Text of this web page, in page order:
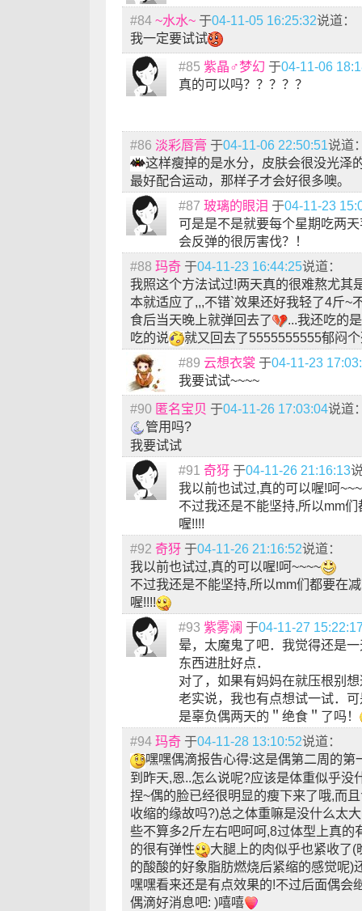
#84 ~水水~ 于04-11-05 16:25:32说道：
我一定要试试
#85 紫晶♂梦幻 于04-11-06
真的可以吗？？？？？
#86 淡彩唇膏 于04-11-06 22:50:51说道
这样瘦掉的是水分，皮肤会很没光泽
最好配合运动，那样子才会好很多噢。
#87 玻璃的眼泪 于04-11-23
可是是不是就要每个星期吃两
会反弹的很厉害伐？！
#88 玛奇 于04-11-23 16:44:25说道：
我照这个方法试过!两天真的很难熬尤其
本就适应了,,,不错`效果还好我轻了4斤~
食后当天晚上就弹回去了
...我还吃的
吃的说
就又回去了5555555555郁闷
#89 云想衣裳 于04-11-23
我要试试~~~~
#90 匿名宝贝 于04-11-26 17:03:04说道
管用吗?
我要试试
#91 奇犽 于04-11-26 21:16:13
我以前也试过,真的可以喔!呵
不过我还是不能坚持,所以mm
喔!!!!
#92 奇犽 于04-11-26 21:16:52说道：
我以前也试过,真的可以喔!呵~~~~
不过我还是不能坚持,所以mm们都要在
喔!!!!
#93 紫雾澜 于04-11-27
晕，太魔鬼了吧．我觉得还是
东西进肚好点．
对了，如果有妈妈在就压根别
老实说，我也有点想试一试．
是辜负偶两天的＂绝食＂了吗！
#94 玛奇 于04-11-28 13:10:52说道：
嘿嘿偶滴报告心得:这是偶第二周的第
到昨天,恩..怎么说呢?应该是体重似乎没
捏~偶的脸已经很明显的瘦下来了哦,而
收缩的缘故吗?)总之体重嘛是没什么太
些不算多2斤左右吧呵呵,8过体型上真的
的很有弹性
大腿上的肉似乎也紧收了
的酸酸的好象脂肪燃烧后紧缩的感觉呢)
嘿嘿看来还是有点效果的!不过后面偶会
偶滴好消息吧: )嘻嘻